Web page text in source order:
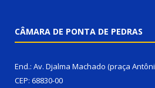
CÂMARA DE PONTA DE PEDRAS
End.: Av. Djalma Machado (praça
CEP: 68830-00